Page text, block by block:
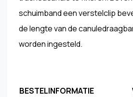
schuimband een verstelclip
de lengte van de
worden ingesteld.
BESTELINFORMATIE